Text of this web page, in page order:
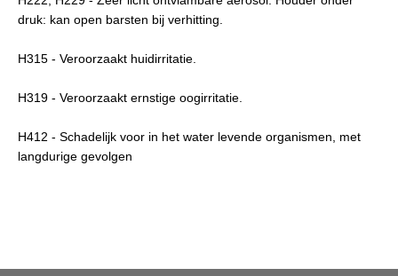
druk: kan open barsten bij verhitting.
H315 - Veroorzaakt huidirritatie.
H319 - Veroorzaakt ernstige oogirritatie.
H412 - Schadelijk voor in het water levende organismen, met
langdurige gevolgen